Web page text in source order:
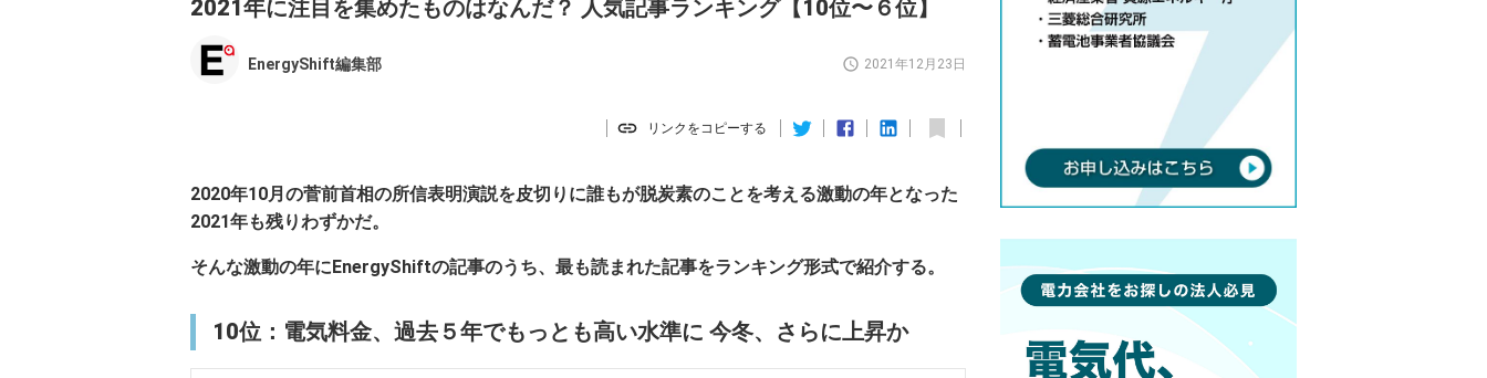
2021年に注目を集めたものはなんだ？ 人気記事ランキング【10位〜６位】
EnergyShift編集部 2021年12月23日
リンクをコピーする
2020年10月の菅前首相の所信表明演説を皮切りに誰もが脱炭素のことを考える激動の年となった
2021年も残りわずかだ。
そんな激動の年にEnergyShiftの記事のうち、最も読まれた記事をランキング形式で紹介する。
10位：電気料金、過去５年でもっとも高い水準に 今冬、さらに上昇か